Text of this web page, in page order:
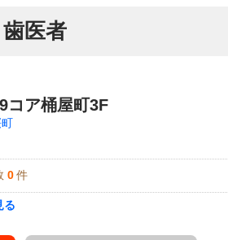
医者
コア桶屋町3F
0 件
る